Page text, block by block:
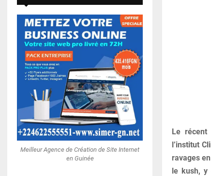
Le récent
l’institut
ravages
le kush, y
Meilleur Agence de Création de Site Internet
en Guinée